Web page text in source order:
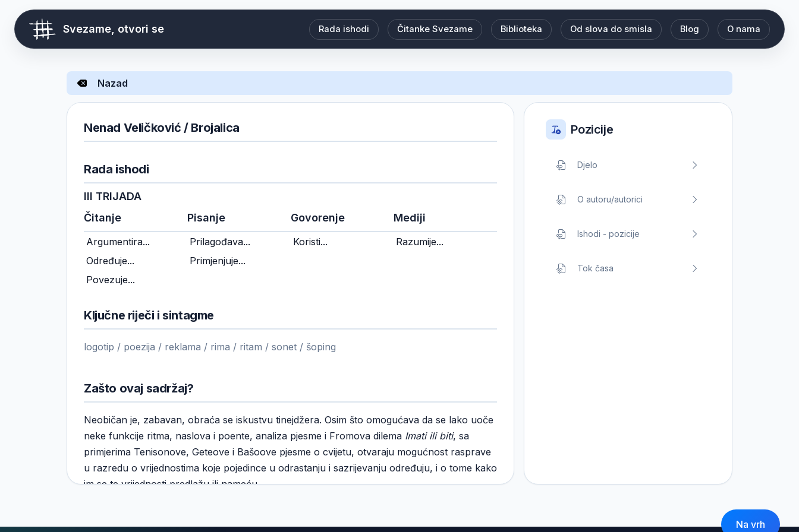
Svezame, otvori se Rada ishodi Čitanke Svezame Biblioteka Od slova do smisla Blog O nama
Nazad
Nenad Veličković / Brojalica
Rada ishodi
III TRIJADA
Čitanje
Argumentira...
Određuje...
Povezuje...
Pisanje
Prilagođava...
Primjenjuje...
Govorenje
Koristi...
Mediji
Razumije...
Ključne riječi i sintagme
logotip / poezija / reklama / rima / ritam / sonet / šoping
Zašto ovaj sadržaj?
Neobičan je, zabavan, obraća se iskustvu tinejdžera. Osim što omogućava da se lako uoče
neke funkcije ritma, naslova i poente, analiza pjesme i Fromova dilema Imati ili biti, sa
primjerima Tenisonove, Geteove i Bašoove pjesme o cvijetu, otvaraju mogućnost rasprave
u razredu o vrijednostima koje pojedince u odrastanju i sazrijevanju određuju, i o tome kako
im se te vrijednosti predlažu ili nameću.
Pozicije
Djelo
O autoru/autorici
Ishodi - pozicije
Tok časa
Na vrh